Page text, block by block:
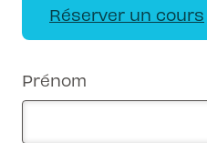
Réserver un cours
Prénom